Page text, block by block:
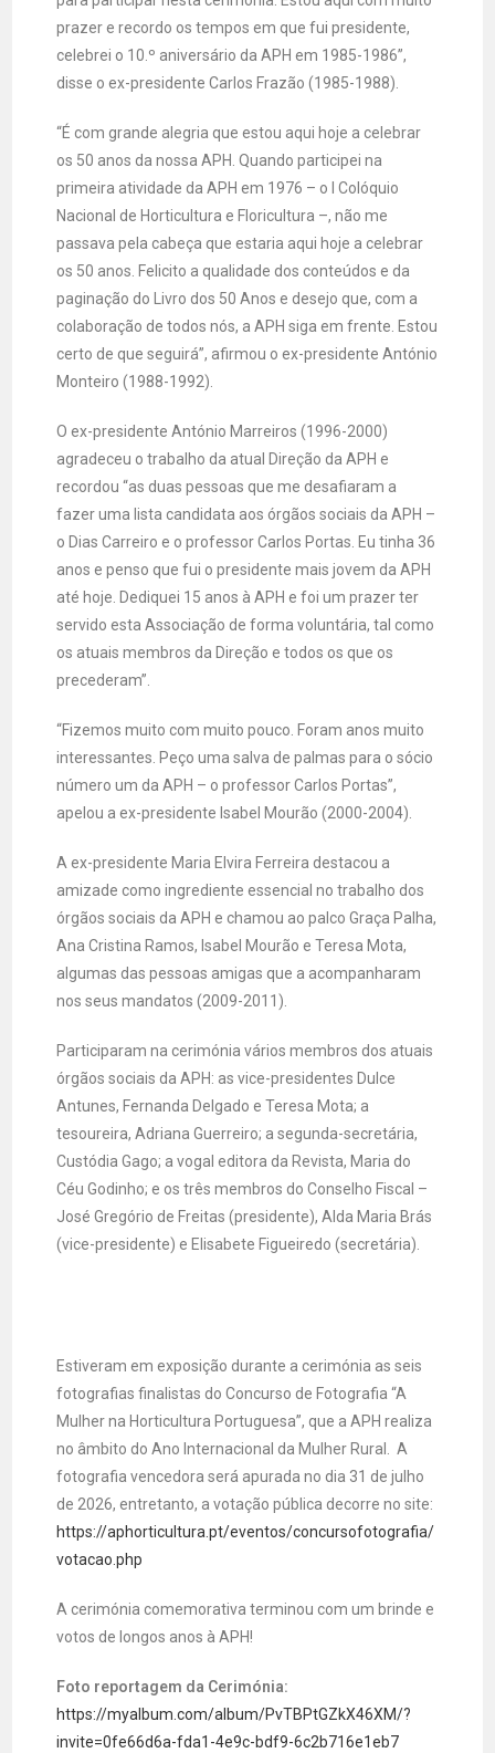
prazer e recordo os tempos em que fui presidente,
celebrei o 10.º aniversário da APH em 1985-1986”,
disse o ex-presidente Carlos Frazão (1985-1988).
“É com grande alegria que estou aqui hoje a celebrar
os 50 anos da nossa APH. Quando participei na
primeira atividade da APH em 1976 – o I Colóquio
Nacional de Horticultura e Floricultura –, não me
passava pela cabeça que estaria aqui hoje a celebrar
os 50 anos. Felicito a qualidade dos conteúdos e da
paginação do Livro dos 50 Anos e desejo que, com a
colaboração de todos nós, a APH siga em frente. Estou
certo de que seguirá”, afirmou o ex-presidente António
Monteiro (1988-1992).
O ex-presidente António Marreiros (1996-2000)
agradeceu o trabalho da atual Direção da APH e
recordou “as duas pessoas que me desafiaram a
fazer uma lista candidata aos órgãos sociais da APH –
o Dias Carreiro e o professor Carlos Portas. Eu tinha 36
anos e penso que fui o presidente mais jovem da APH
até hoje. Dediquei 15 anos à APH e foi um prazer ter
servido esta Associação de forma voluntária, tal como
os atuais membros da Direção e todos os que os
precederam”.
“Fizemos muito com muito pouco. Foram anos muito
interessantes. Peço uma salva de palmas para o sócio
número um da APH – o professor Carlos Portas”,
apelou a ex-presidente Isabel Mourão (2000-2004).
A ex-presidente Maria Elvira Ferreira destacou a
amizade como ingrediente essencial no trabalho dos
órgãos sociais da APH e chamou ao palco Graça Palha,
Ana Cristina Ramos, Isabel Mourão e Teresa Mota,
algumas das pessoas amigas que a acompanharam
nos seus mandatos (2009-2011).
Participaram na cerimónia vários membros dos atuais
órgãos sociais da APH: as vice-presidentes Dulce
Antunes, Fernanda Delgado e Teresa Mota; a
tesoureira, Adriana Guerreiro; a segunda-secretária,
Custódia Gago; a vogal editora da Revista, Maria do
Céu Godinho; e os três membros do Conselho Fiscal –
José Gregório de Freitas (presidente), Alda Maria Brás
(vice-presidente) e Elisabete Figueiredo (secretária).
Estiveram em exposição durante a cerimónia as seis
fotografias finalistas do Concurso de Fotografia “A
Mulher na Horticultura Portuguesa”, que a APH realiza
no âmbito do Ano Internacional da Mulher Rural. A
fotografia vencedora será apurada no dia 31 de julho
de 2026, entretanto, a votação pública decorre no site:
https://aphorticultura.pt/eventos/concursofotografia/
votacao.php
A cerimónia comemorativa terminou com um brinde e
votos de longos anos à APH!
Foto reportagem da Cerimónia:
https://myalbum.com/album/PvTBPtGZkX46XM/?
invite=0fe66d6a-fda1-4e9c-bdf9-6c2b716e1eb7